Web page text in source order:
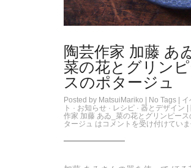
陶芸作家 加藤 あ
菜の花とグリン
スのポタージュ
Posted by MatsuiMariko | No Tags | イ
ト · お知らせ · レシピ · 器とデザイン
作家 加藤 あゐ_菜の花とグリンピース
タージュ は コメントを受け付けてい